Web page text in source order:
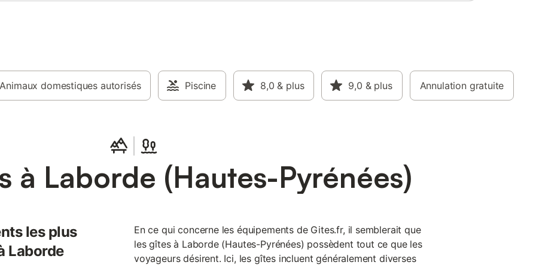
bâti. Le parking privé est juste à
maison. Notre offre spéciale
à 380,00€/semaine.
Animaux domestiques autorisés Piscine 8,0 & plus 9,0 & plus Annulation gratuite
à Laborde (Hautes-Pyrénées)
les plus
Laborde
En ce qui concerne les équipements de Gites.fr, il semblerait que
les gîtes à Laborde (Hautes-Pyrénées) possèdent tout ce que les
voyageurs désirent. Ici, les gîtes incluent généralement diverses